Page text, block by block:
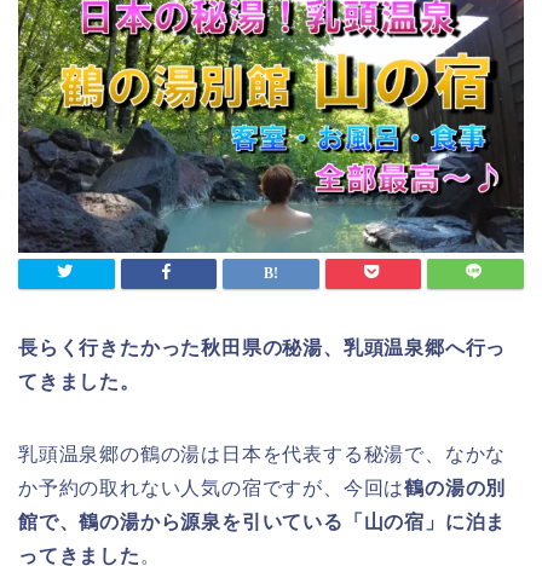
長らく行きたかった秋田県の秘湯、乳頭温泉郷へ行っ
てきました。
乳頭温泉郷の鶴の湯は日本を代表する秘湯で、なかな
か予約の取れない人気の宿ですが、今回は鶴の湯の別
館で、鶴の湯から源泉を引いている「山の宿」に泊ま
ってきました 。